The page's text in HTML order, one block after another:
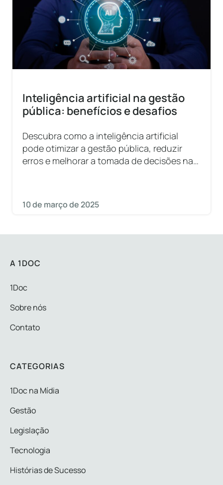
Inteligência artificial na gestão
pública: benefícios e desafios
Descubra como a inteligência artificial
pode otimizar a gestão pública, reduzir
erros e melhorar a tomada de decisões na
10 de março de 2025
A 1DOC
1Doc
Sobre nós
Contato
CATEGORIAS
1Doc na Mídia
Gestão
Legislação
Tecnologia
Histórias de Sucesso